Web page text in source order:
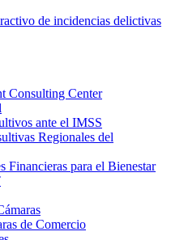
de incidencias delictivas
Consulting Center
ante el IMSS
Regionales del
Financieras para el Bienestar
de Comercio